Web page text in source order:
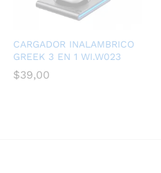
CARGADOR INALAMBRICO
GREEK 3 EN 1 WI.W023
$39,00